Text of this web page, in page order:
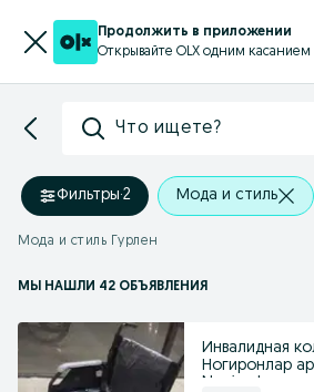
Продолжить в приложении
Открывайте OLX одним касанием
Что ищете?
Фильтры·2 Мода и стиль
Мода и стиль Гурлен
МЫ НАШЛИ 42 ОБЪЯВЛЕНИЯ
Инвалидная
Ногиронлар